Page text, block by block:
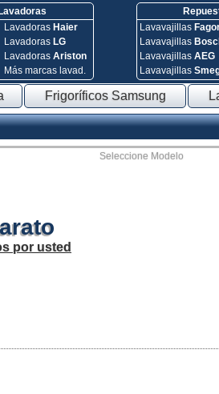
Lavadoras Haier
Lavadoras LG
Lavadoras Ariston
Más marcas lavad.
Lavavajillas
Lavavajillas
Lavavajillas AEG
Lavavajillas
Frigoríficos Samsung
Seleccione Modelo
por usted